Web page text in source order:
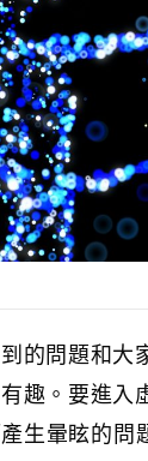
的問題和
趣。要進
生暈眩的